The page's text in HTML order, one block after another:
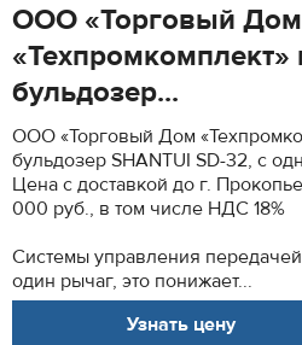
ООО «Торговый Дом
«Техпромкомплект»
бульдозер...
ООО «Торговый Дом
бульдозер SHANTUI SD-32, с
Цена с доставкой до г.
000 руб., в том числе НДС 18%
Системы управления
один рычаг, это понижает...
Узнать цену